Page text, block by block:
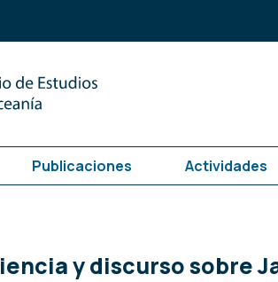
Publicaciones Actividades
y discurso sobre